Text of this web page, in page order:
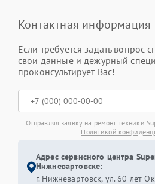
Контактная информация
Если требуется задать вопрос
свои данные и дежурный
проконсультирует Вас!
Отправляя заявку на ремонт техники
Политикой
Адрес сервисного центра
Нижневартовске:
г. Нижневартовск, ул. 60 лет